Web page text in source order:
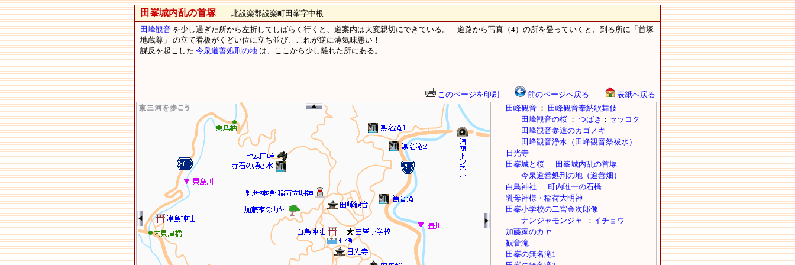
田峯城内乱の首塚北設楽郡設楽町田峯字中根
田峰観音を少し過ぎた所から左折してしばらく行くと、道案内は大変親切にできている。 道路から写真（4）の所を登っていくと、到る所に「首塚
地蔵尊」 の立て看板がくどい位に立ち並び、これが逆に薄気味悪い！
謀反を起こした 今泉道善処刑の地は、ここから少し離れた所にある。
このページを印刷 前のページへ戻る 表紙へ戻る